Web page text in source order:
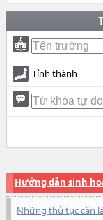
Tỉnh thành
Hướng dẫn sinh
Những thủ tục cần